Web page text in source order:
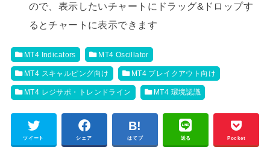
ので、表示したいチャートにドラッグ&ドロップす
るとチャートに表示できます
MT4 Indicators MT4 Oscillator
MT4 スキャルピング向け MT4 ブレイクアウト向け
MT4 レジサポ・トレンドライン MT4 環境認識
ツイート シェア はてブ 送る Pocket